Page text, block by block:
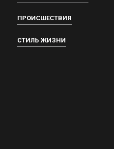
ПРОИСШЕСТВИЯ
СТИЛЬ ЖИЗНИ